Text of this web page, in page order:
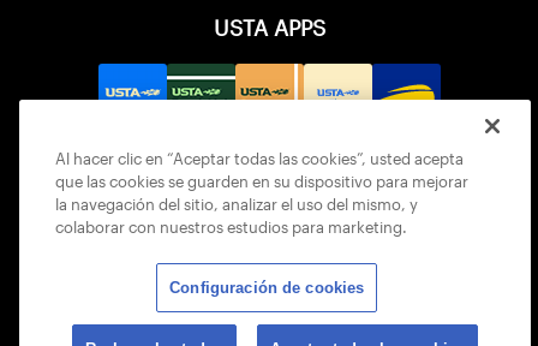
USTA APPS
© 2026 USTA ALL RIGHTS RESERVED
Al hacer clic en “Aceptar todas las cookies”, usted acepta
que las cookies se guarden en su dispositivo para mejorar
la navegación del sitio, analizar el uso del mismo, y
colaborar con nuestros estudios para marketing.
Configuración de cookies